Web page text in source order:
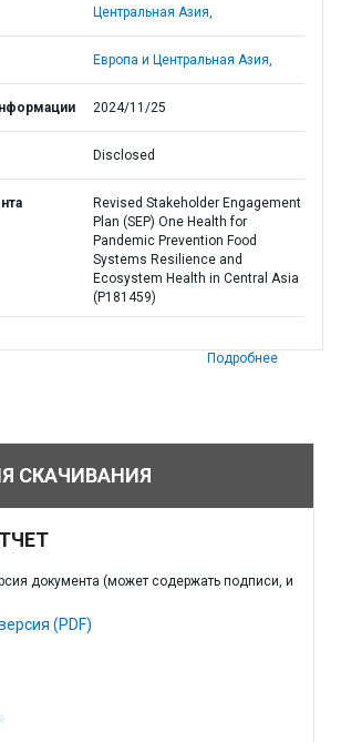
Центральная Азия,
Европа и Центральная Азия,
2024/11/25
Disclosed
Revised Stakeholder Engagement
Plan (SEP) One Health for
Pandemic Prevention Food
Systems Resilience and
Ecosystem Health in Central Asia
(P181459)
Подробнее
СКАЧИВАНИЯ
документа (может содержать подписи, и
(PDF)